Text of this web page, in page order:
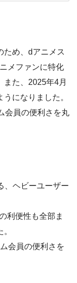
ため、dアニメス
メファンに特化
また、2025年4月
になりました。
会員の便利さを丸
、ヘビーユーザー
利便性も全部ま
会員の便利さを